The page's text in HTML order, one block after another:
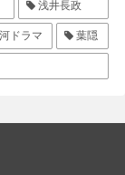
浅井長政
ドラマ 葉隠